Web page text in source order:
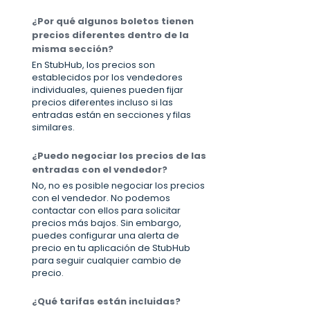
¿Por qué algunos boletos tienen
precios diferentes dentro de la
misma sección?
En StubHub, los precios son
establecidos por los vendedores
individuales, quienes pueden fijar
precios diferentes incluso si las
entradas están en secciones y filas
similares.
¿Puedo negociar los precios de las
entradas con el vendedor?
No, no es posible negociar los precios
con el vendedor. No podemos
contactar con ellos para solicitar
precios más bajos. Sin embargo,
puedes configurar una alerta de
precio en tu aplicación de StubHub
para seguir cualquier cambio de
precio.
¿Qué tarifas están incluidas?